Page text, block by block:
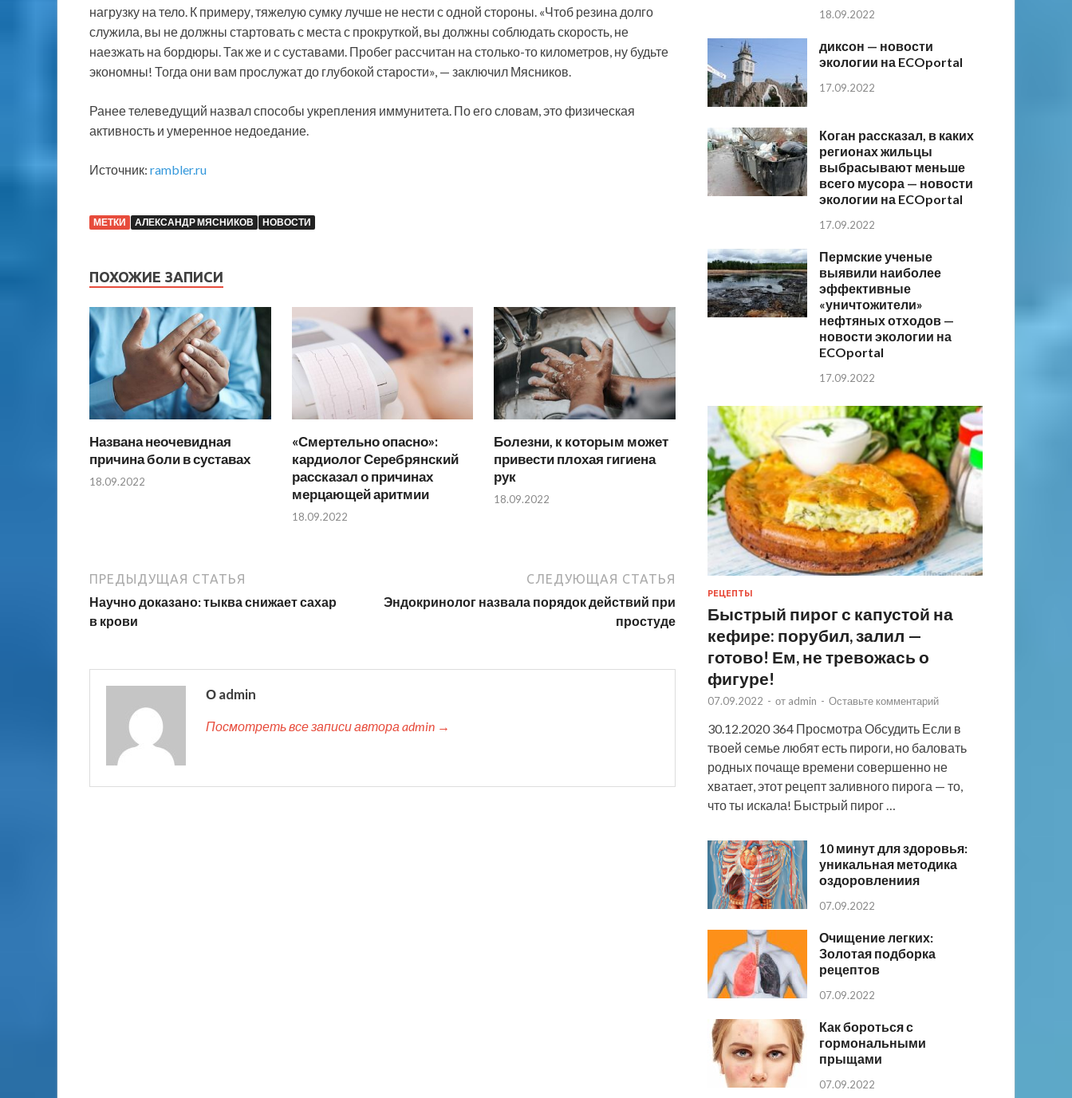
нагрузку на тело. К примеру, тяжелую сумку лучше не нести с одной стороны. «Чтоб резина долго
служила, вы не должны стартовать с места с прокруткой, вы должны соблюдать скорость, не
наезжать на бордюры. Так же и с суставами. Пробег рассчитан на столько-то километров, ну будьте
экономны! Тогда они вам прослужат до глубокой старости», — заключил Мясников.
Ранее телеведущий назвал способы укрепления иммунитета. По его словам, это физическая
активность и умеренное недоедание.
Источник: rambler.ru
МЕТКИ АЛЕКСАНДР МЯСНИКОВ НОВОСТИ
ПОХОЖИЕ ЗАПИСИ
Названа неочевидная
причина боли в суставах
18.09.2022
«Смертельно опасно»:
кардиолог Серебрянский
рассказал о причинах
мерцающей аритмии
18.09.2022
Болезни, к которым может
привести плохая гигиена
рук
18.09.2022
ПРЕДЫДУЩАЯ СТАТЬЯ
Научно доказано: тыква снижает сахар
в крови
СЛЕДУЮЩАЯ СТАТЬЯ
Эндокринолог назвала порядок действий при
простуде
О admin
Посмотреть все записи автора admin →
18.09.2022
диксон — новости
экологии на ECOportal
17.09.2022
Коган рассказал, в каких
регионах жильцы
выбрасывают меньше
всего мусора — новости
экологии на ECOportal
17.09.2022
Пермские ученые
выявили наиболее
эффективные
«уничтожители»
нефтяных отходов —
новости экологии на
ECOportal
17.09.2022
РЕЦЕПТЫ
Быстрый пирог с капустой на
кефире: порубил, залил —
готово! Ем, не тревожась о
фигуре!
07.09.2022 - от admin - Оставьте комментарий
30.12.2020 364 Просмотра Обсудить Если в
твоей семье любят есть пироги, но баловать
родных почаще времени совершенно не
хватает, этот рецепт заливного пирога — то,
что ты искала! Быстрый пирог …
10 минут для здоровья:
уникальная методика
оздоровлениия
07.09.2022
Очищение легких:
Золотая подборка
рецептов
07.09.2022
Как бороться с
гормональными
прыщами
07.09.2022